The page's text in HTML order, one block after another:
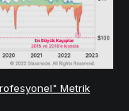
Metrik